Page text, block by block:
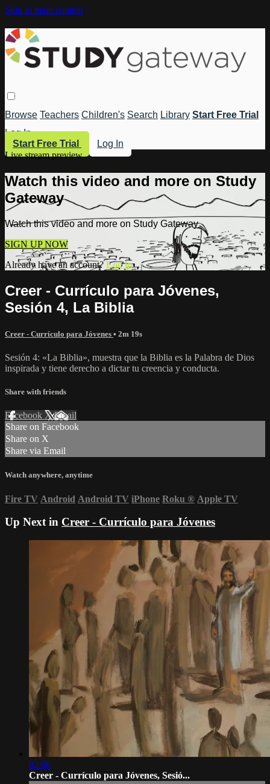
Skip to main content
Browse Teachers Children's Search Library Start Free Trial
Log In
Start Free Trial
Log In
Live stream preview
Watch this video and more on Study
Gateway
Watch this video and more on Study Gateway
SIGN UP NOW
Already have an account?Log in
Creer - Currículo para Jóvenes,
Sesión 4, La Biblia
Creer - Currículo para Jóvenes • 2m 19s
Sesión 4: «La Biblia», muestra que la Biblia es la Palabra de Dios
inspirada y tiene derecho a dictar tu creencia y conducta.
Share with friends
Facebook XEmail
Share on Facebook
Share on X
Share via Email
Watch anywhere, anytime
Fire TV Android Android TV iPhone Roku ® Apple TV
Up Next in Creer - Currículo para Jóvenes
02:08
Creer - Currículo para Jóvenes, Sesió...